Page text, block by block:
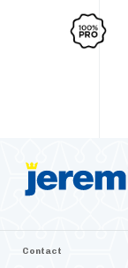
Contact